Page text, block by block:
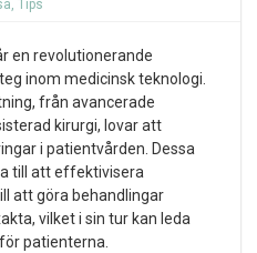
, Tips
en revolutionerande
inom medicinsk teknologi.
från avancerade
kirurgi, lovar att
i patientvården. Dessa
till att effektivisera
att göra behandlingar
vilket i sin tur kan leda
patienterna.